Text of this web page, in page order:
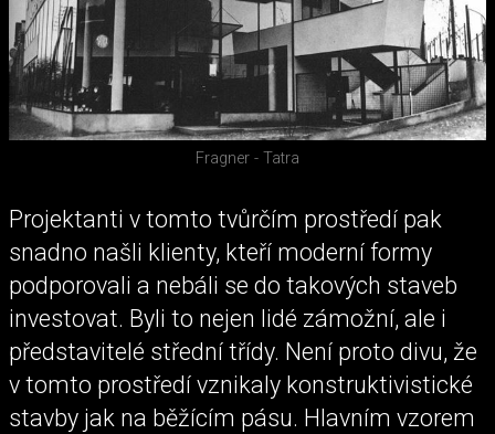
Fragner - Tatra
Projektanti v tomto tvůrčím prostředí pak
snadno našli klienty, kteří moderní formy
podporovali a nebáli se do takových staveb
investovat. Byli to nejen lidé zámožní, ale i
představitelé střední třídy. Není proto divu, že
v tomto prostředí vznikaly konstruktivistické
stavby jak na běžícím pásu. Hlavním vzorem